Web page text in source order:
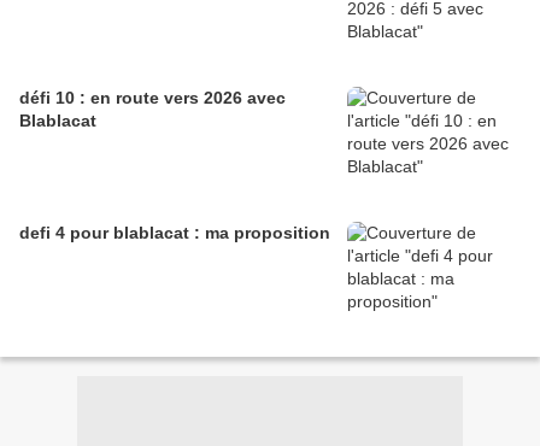
défi 10 : en route vers 2026 avec
Blablacat
defi 4 pour blablacat : ma proposition